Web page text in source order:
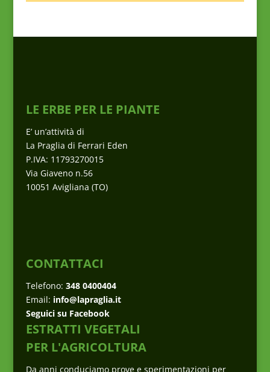
LE ERBE PER LE PIANTE
E’ un’attività di
La Praglia di Ferrari Eden
P.IVA: 11793270015
Via Giaveno n.56
10051 Avigliana (TO)
CONTATTACI
Telefono: 348 0400404
Email: info@lapraglia.it
Seguici su Facebook
ESTRATTI VEGETALI
PER L'AGRICOLTURA
Da anni conduciamo prove e sperimentazioni per